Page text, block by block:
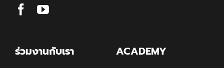
ร่วมงานกับเรา ACADEMY